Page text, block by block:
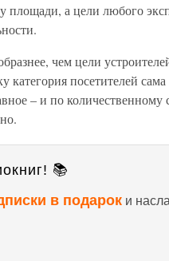
площади, а цели любого
чем цели
посетителей сама
– и по количественному
📚
в подарок и